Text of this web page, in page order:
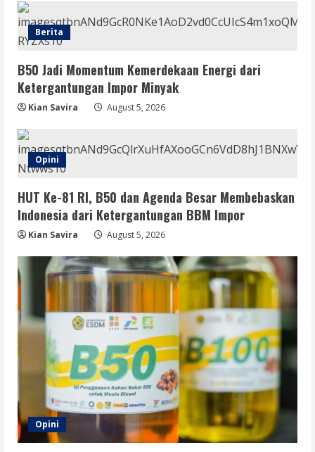
4
Opini
B50 Langkah Strategis Menuju
August 5, 2026
Sekolah Rakyat Masuk Kajian
Penyempurnaan Program
Berita
B50 Jadi Momentum Kemerdekaan Energi dari
Ketergantungan Impor Minyak
Kian Savira August 5, 2026
Opini
HUT Ke-81 RI, B50 dan Agenda Besar Membebaskan
Indonesia dari Ketergantungan BBM Impor
Kian Savira August 5, 2026
Opini